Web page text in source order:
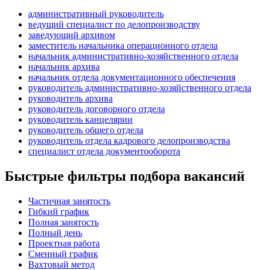
административный руководитель
ведущий специалист по делопроизводству
заведующий архивом
заместитель начальника операционного отдела
начальник административно-хозяйственного отдела
начальник архива
начальник отдела документационного обеспечения
руководитель административно-хозяйственного отдела
руководитель архива
руководитель договорного отдела
руководитель канцелярии
руководитель общего отдела
руководитель отдела кадрового делопроизводства
специалист отдела документооборота
Быстрые фильтры подбора вакансий
Частичная занятость
Гибкий график
Полная занятость
Полный день
Проектная работа
Сменный график
Вахтовый метод